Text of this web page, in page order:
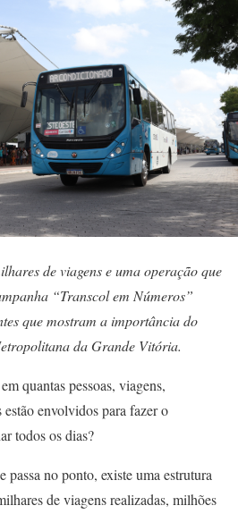
de viagens e uma operação que
“Transcol em Números”
que mostram a importância do
da Grande Vitória.
quantas pessoas, viagens,
envolvidos para fazer o
todos os dias?
passa no ponto, existe uma estrutura
de viagens realizadas, milhões